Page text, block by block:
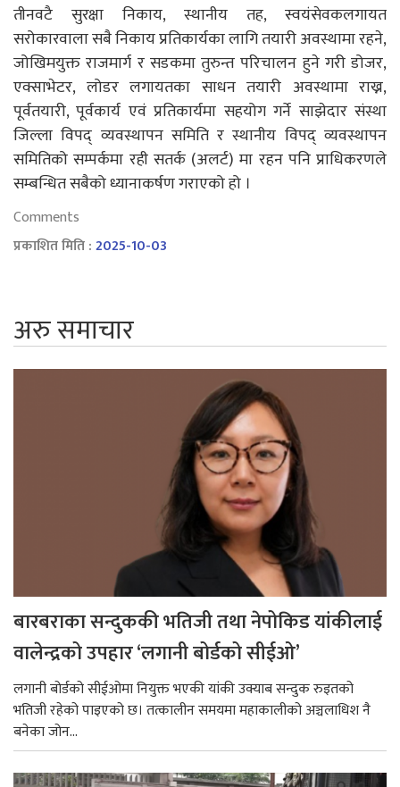
तीनवटै सुरक्षा निकाय, स्थानीय तह, स्वयंसेवकलगायत
सरोकारवाला सबै निकाय प्रतिकार्यका लागि तयारी अवस्थामा रहने,
जोखिमयुक्त राजमार्ग र सडकमा तुरुन्त परिचालन हुने गरी डोजर,
एक्साभेटर, लोडर लगायतका साधन तयारी अवस्थामा राख्न,
पूर्वतयारी, पूर्वकार्य एवं प्रतिकार्यमा सहयोग गर्ने साझेदार संस्था
जिल्ला विपद् व्यवस्थापन समिति र स्थानीय विपद् व्यवस्थापन
समितिको सम्पर्कमा रही सतर्क (अलर्ट) मा रहन पनि प्राधिकरणले
सम्बन्धित सबैको ध्यानाकर्षण गराएको हो ।
Comments
प्रकाशित मिति :2025-10-03
अरु समाचार
बारबराका सन्दुककी भतिजी तथा नेपोकिड यांकीलाई
वालेन्द्रको उपहार ‘लगानी बोर्डको सीईओ’
लगानी बोर्डको सीईओमा नियुक्त भएकी यांकी उक्याब सन्दुक रुइतको
भतिजी रहेको पाइएको छ। तत्कालीन समयमा महाकालीको अञ्चलाधिश नै
बनेका जोन...